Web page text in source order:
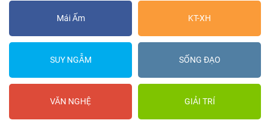
Mái Ấm KT-XH
SUY NGẪM SỐNG ĐẠO
VĂN NGHỆ GIẢI TRÍ